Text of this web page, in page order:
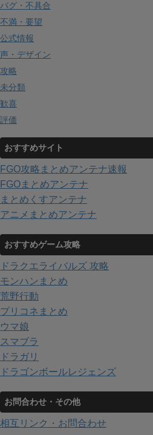
バグ・不具合
不満・要望
公式情報
声・デザイン
攻略
未分類
歓喜
評価
おすすめサイト
FGO攻略まとめアンテナ速報
FGOまとめアンテナ
まとめくすアンテナ
アニメまとめアンテナ
おすすめゲーム攻略
ドラクエライバルズ 攻略
モンハンまとめ
荒野行動
プリコネまとめ
ウマ娘
スマブラ
ドラガリ
ドラゴンボールレジェンズ
お問合わせ・その他
相互リンク・お問合わせ